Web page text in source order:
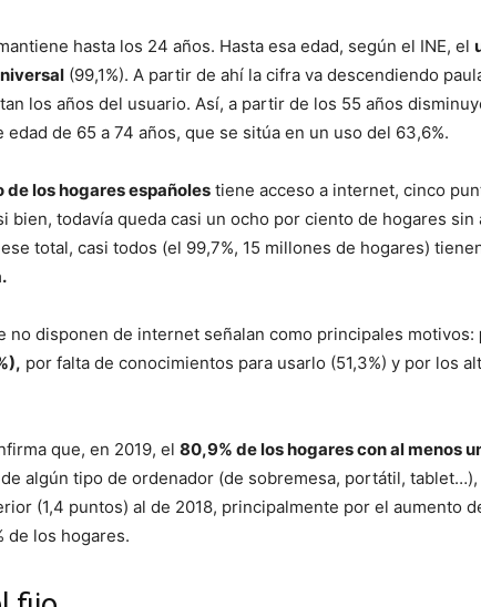
hasta los 24 años. Hasta esa edad, según el INE, el
(99,1%). A partir de ahí la cifra va descendiendo
los años del usuario. Así, a partir de los 55 años
edad de 65 a 74 años, que se sitúa en un uso del 63,6%.
de los hogares españoles tiene acceso a internet, cinco
bien, todavía queda casi un ocho por ciento de hogares sin
total, casi todos (el 99,7%, 15 millones de hogares)
no disponen de internet señalan como principales motivos:
por falta de conocimientos para usarlo (51,3%) y por los
que, en 2019, el 80,9% de los hogares con al menos
algún tipo de ordenador (de sobremesa, portátil,
(1,4 puntos) al de 2018, principalmente por el aumento
de los hogares.